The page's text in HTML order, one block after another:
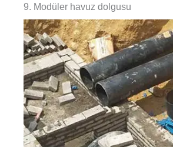
9. Modüler havuz dolgusu